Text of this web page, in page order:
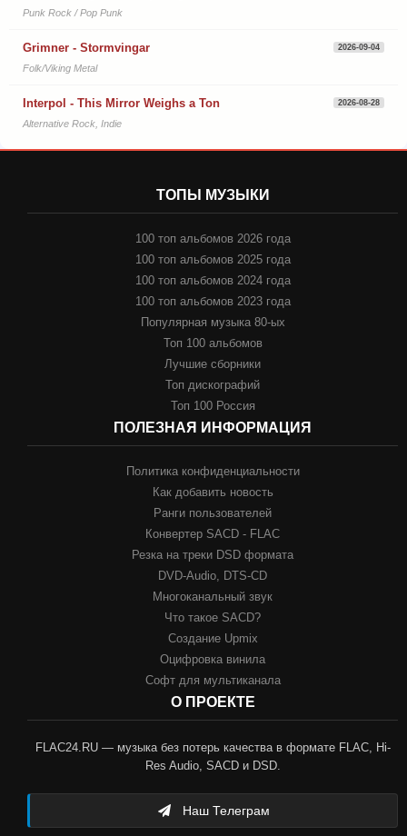
Punk Rock / Pop Punk
Grimner - Stormvingar 2026-09-04
Folk/Viking Metal
Interpol - This Mirror Weighs a Ton 2026-08-28
Alternative Rock, Indie
ТОПЫ МУЗЫКИ
100 топ альбомов 2026 года
100 топ альбомов 2025 года
100 топ альбомов 2024 года
100 топ альбомов 2023 года
Популярная музыка 80-ых
Топ 100 альбомов
Лучшие сборники
Топ дискографий
Топ 100 Россия
ПОЛЕЗНАЯ ИНФОРМАЦИЯ
Политика конфиденциальности
Как добавить новость
Ранги пользователей
Конвертер SACD - FLAC
Резка на треки DSD формата
DVD-Audio, DTS-CD
Многоканальный звук
Что такое SACD?
Создание Upmix
Оцифровка винила
Софт для мультиканала
О ПРОЕКТЕ
FLAC24.RU — музыка без потерь качества в формате FLAC, Hi-
Res Audio, SACD и DSD.
Наш Телеграм